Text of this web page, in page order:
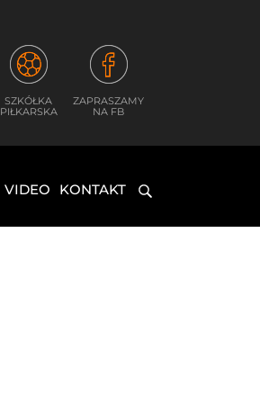
SZKÓŁKA
PIŁKARSKA
ZAPRASZAMY
NA FB
VIDEO KONTAKT